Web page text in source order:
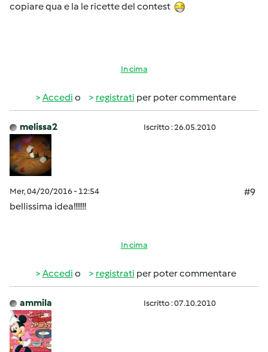
copiare qua e la le ricette del contest
In cima
Accedi o registrati per poter commentare
melissa2 Iscritto : 26.05.2010
Mer, 04/20/2016 - 12:54
#9
bellissima idea!!!!!!!
In cima
Accedi o registrati per poter commentare
ammila Iscritto : 07.10.2010